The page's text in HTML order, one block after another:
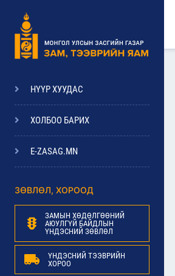
НҮҮР ХУУДАС
ХОЛБОО БАРИХ
E-ZASAG.MN
ЗӨВЛӨЛ, ХОРООД
ЗАМЫН ХӨДӨЛГӨӨНИЙ
АЮУЛГҮЙ БАЙДЛЫН
ҮНДЭСНИЙ ЗӨВЛӨЛ
ҮНДЭСНИЙ ТЭЭВРИЙН
ХОРОО